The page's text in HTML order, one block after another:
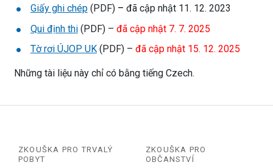
Giấy ghi chép (PDF) – đã cập nhật 11. 12. 2023
Qui định thi(PDF) – đã cập nhật 7. 7. 2025
Tờ rơi ÚJOP UK(PDF) – đã cập nhật 15. 12. 2025
Những tài liệu này chỉ có bằng tiếng Czech.
ZKOUŠKA PRO TRVALÝ
POBYT
ZKOUŠKA PRO
OBČANSTVÍ